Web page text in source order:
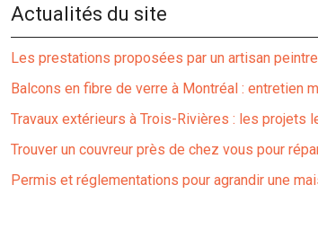
Actualités du site
Les prestations proposées par un artisan
Balcons en fibre de verre à Montréal : entretien
Travaux extérieurs à Trois-Rivières : les projets
Trouver un couvreur près de chez vous pour
Permis et réglementations pour agrandir une